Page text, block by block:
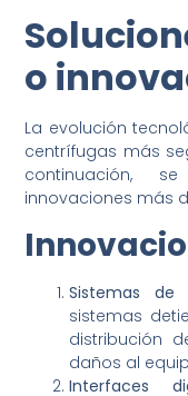
o
La evolución
centrífugas más
continuación,
innovaciones más
Sistemas de
sistemas
distribución
daños al
Interfaces